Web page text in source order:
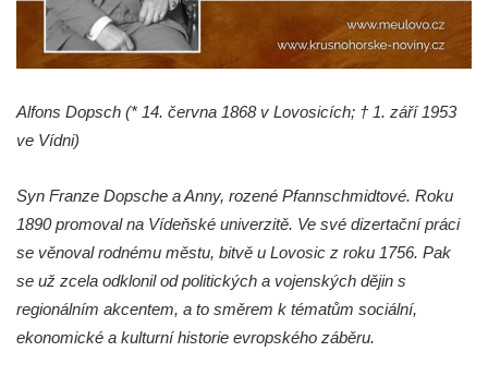
Červeného na domě ve Starodubečské ulici
v Praze Dubeč
Pamětní deska Josefa Mühlbergera na
Pamětní deska Jaroslava Třešňáka v
Pamětní deska Walthera Hensela na vile
Landhaus v ulici Pod Doubravkou v
Teplicích
Pamětní deska Ludwiga van Beethovena
na domě čp. 72/1 v Lázeňské ulici v
Teplicích
Alfons Dopsch (* 14. června 1868 v Lovosicích; † 1. září 1953
ve Vídni)
Syn Franze Dopsche a Anny, rozené Pfannschmidtové. Roku
1890 promoval na Vídeňské univerzitě. Ve své dizertační práci
se věnoval rodnému městu, bitvě u Lovosic z roku 1756. Pak
se už zcela odklonil od politických a vojenských dějin s
regionálním akcentem, a to směrem k tématům sociální,
ekonomické a kulturní historie evropského záběru.